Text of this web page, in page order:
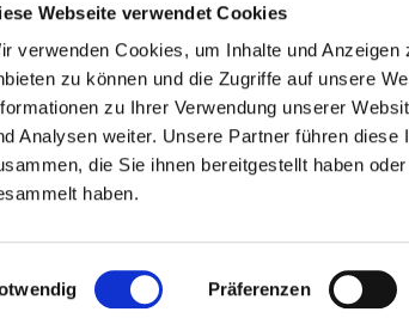
Webseite verwendet Cookies
verwenden Cookies, um Inhalte und
zu können und die Zugriffe auf unsere
zu Ihrer Verwendung unserer
Analysen weiter. Unsere Partner führen
die Sie ihnen bereitgestellt haben
haben.
Präferenzen
Mahlow
Dahlewitz-Diedersdorf
Rangsdorf
Fläming
Osten
Evangelischer